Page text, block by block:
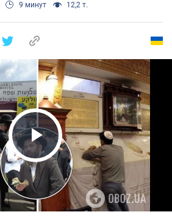
9 минут 12,2 т.
Play Video